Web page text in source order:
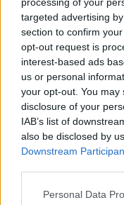
targeted advertising
section to confirm
opt-out request is
interest-based ads
us or personal
your opt-out. You
disclosure of your
IAB’s list of
also be disclosed by
Downstream
Personal Data
ευλογιά των
05/08/2026 19:30